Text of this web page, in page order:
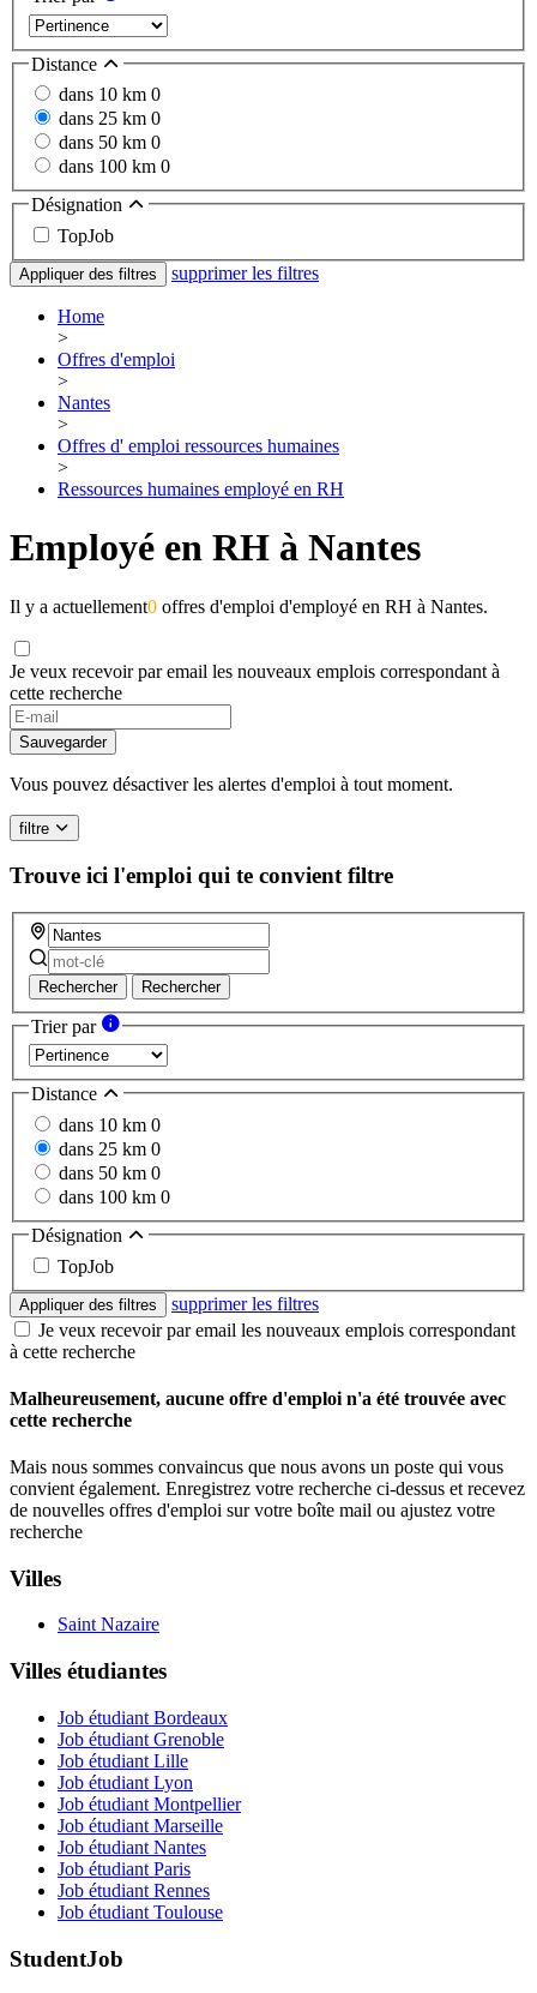
Distance
dans 10 km 0
dans 25 km 0
dans 50 km 0
dans 100 km 0
Désignation
TopJob
Appliquer des filtres supprimer les filtres
Home
>
Offres d'emploi
>
Nantes
>
Offres d' emploi ressources humaines
>
Ressources humaines employé en RH
Employé en RH à Nantes
Il y a actuellement0 offres d'emploi d'employé en RH à Nantes.
Je veux recevoir par email les nouveaux emplois correspondant à
cette recherche
Sauvegarder
Vous pouvez désactiver les alertes d'emploi à tout moment.
filtre
Trouve ici l'emploi qui te convient filtre
Rechercher Rechercher
Trier par
Distance
dans 10 km 0
dans 25 km 0
dans 50 km 0
dans 100 km 0
Désignation
TopJob
Appliquer des filtres
supprimer les filtres
Je veux recevoir par email les nouveaux emplois correspondant
à cette recherche
Malheureusement, aucune offre d'emploi n'a été trouvée avec
cette recherche
Mais nous sommes convaincus que nous avons un poste qui vous
convient également. Enregistrez votre recherche ci-dessus et recevez
de nouvelles offres d'emploi sur votre boîte mail ou ajustez votre
recherche
Villes
Saint Nazaire
Villes étudiantes
Job étudiant Bordeaux
Job étudiant Grenoble
Job étudiant Lille
Job étudiant Lyon
Job étudiant Montpellier
Job étudiant Marseille
Job étudiant Nantes
Job étudiant Paris
Job étudiant Rennes
Job étudiant Toulouse
StudentJob